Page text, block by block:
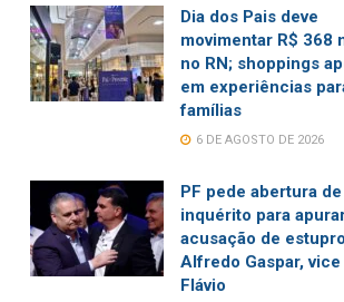
Dia dos Pais deve
movimentar R$ 368
no RN; shoppings
em experiências
famílias
6 DE AGOSTO DE 2026
PF pede abertura de
inquérito para
acusação de
Alfredo Gaspar, vice
Flávio